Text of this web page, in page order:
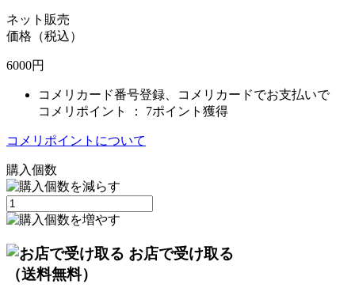
ネット販売
価格（税込）
6000円
コメリカード番号登録、コメリカードでお支払いで
コメリポイント ： 7ポイント獲得
コメリポイントについて
購入個数
お店で受け取る
（送料無料）